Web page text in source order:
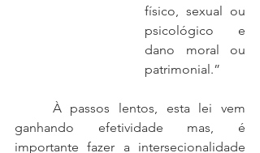
físico, sexual ou
psicológico e
dano moral ou
patrimonial.”
ganhando efetividade mas, é
importante fazer a intersecionalidade